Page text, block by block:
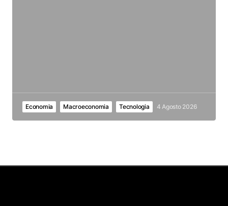
Economia Macroeconomia Tecnologia 4 Agosto 2026